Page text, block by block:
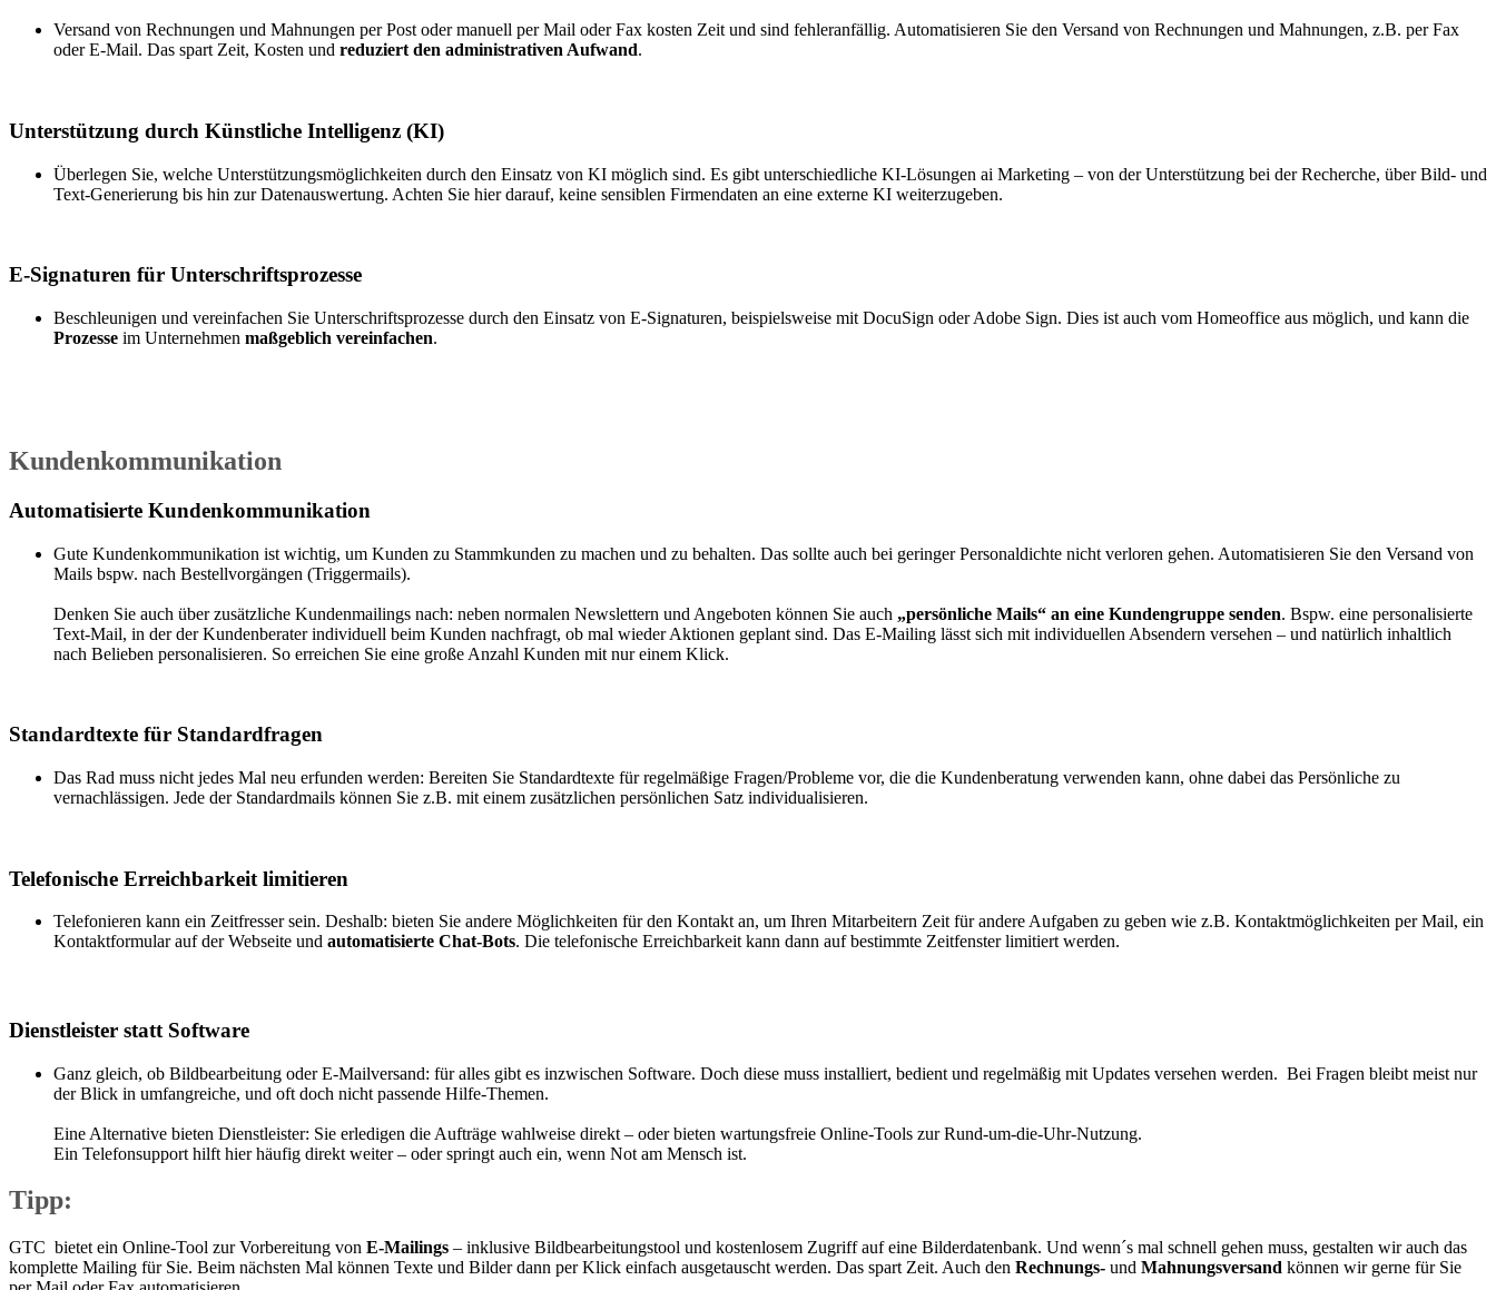
Versand von Rechnungen und Mahnungen per Post oder manuell per Mail oder Fax kosten Zeit und sind fehleranfällig. Automatisieren Sie den Versand von Rechnungen und Mahnungen, z.B. per Fax
oder E-Mail. Das spart Zeit, Kosten und reduziert den administrativen Aufwand.
Unterstützung durch Künstliche Intelligenz (KI)
Überlegen Sie, welche Unterstützungsmöglichkeiten durch den Einsatz von KI möglich sind. Es gibt unterschiedliche KI-Lösungen ai Marketing – von der Unterstützung bei der Recherche, über Bild- und
Text-Generierung bis hin zur Datenauswertung. Achten Sie hier darauf, keine sensiblen Firmendaten an eine externe KI weiterzugeben.
E-Signaturen für Unterschriftsprozesse
Beschleunigen und vereinfachen Sie Unterschriftsprozesse durch den Einsatz von E-Signaturen, beispielsweise mit DocuSign oder Adobe Sign. Dies ist auch vom Homeoffice aus möglich, und kann die
Prozesse im Unternehmen maßgeblich vereinfachen.
Kundenkommunikation
Automatisierte Kundenkommunikation
Gute Kundenkommunikation ist wichtig, um Kunden zu Stammkunden zu machen und zu behalten. Das sollte auch bei geringer Personaldichte nicht verloren gehen. Automatisieren Sie den Versand von
Mails bspw. nach Bestellvorgängen (Triggermails).
Denken Sie auch über zusätzliche Kundenmailings nach: neben normalen Newslettern und Angeboten können Sie auch „persönliche Mails“ an eine Kundengruppe senden. Bspw. eine personalisierte
Text-Mail, in der der Kundenberater individuell beim Kunden nachfragt, ob mal wieder Aktionen geplant sind. Das E-Mailing lässt sich mit individuellen Absendern versehen – und natürlich inhaltlich
nach Belieben personalisieren. So erreichen Sie eine große Anzahl Kunden mit nur einem Klick.
Standardtexte für Standardfragen
Das Rad muss nicht jedes Mal neu erfunden werden: Bereiten Sie Standardtexte für regelmäßige Fragen/Probleme vor, die die Kundenberatung verwenden kann, ohne dabei das Persönliche zu
vernachlässigen. Jede der Standardmails können Sie z.B. mit einem zusätzlichen persönlichen Satz individualisieren.
Telefonische Erreichbarkeit limitieren
Telefonieren kann ein Zeitfresser sein. Deshalb: bieten Sie andere Möglichkeiten für den Kontakt an, um Ihren Mitarbeitern Zeit für andere Aufgaben zu geben wie z.B. Kontaktmöglichkeiten per Mail, ein
Kontaktformular auf der Webseite und automatisierte Chat-Bots. Die telefonische Erreichbarkeit kann dann auf bestimmte Zeitfenster limitiert werden.
Dienstleister statt Software
Ganz gleich, ob Bildbearbeitung oder E-Mailversand: für alles gibt es inzwischen Software. Doch diese muss installiert, bedient und regelmäßig mit Updates versehen werden. Bei Fragen bleibt meist nur
der Blick in umfangreiche, und oft doch nicht passende Hilfe-Themen.
Eine Alternative bieten Dienstleister: Sie erledigen die Aufträge wahlweise direkt – oder bieten wartungsfreie Online-Tools zur Rund-um-die-Uhr-Nutzung.
Ein Telefonsupport hilft hier häufig direkt weiter – oder springt auch ein, wenn Not am Mensch ist.
Tipp:
GTC bietet ein Online-Tool zur Vorbereitung von E-Mailings – inklusive Bildbearbeitungstool und kostenlosem Zugriff auf eine Bilderdatenbank. Und wenn´s mal schnell gehen muss, gestalten wir auch das
komplette Mailing für Sie. Beim nächsten Mal können Texte und Bilder dann per Klick einfach ausgetauscht werden. Das spart Zeit. Auch den Rechnungs- und Mahnungsversand können wir gerne für Sie